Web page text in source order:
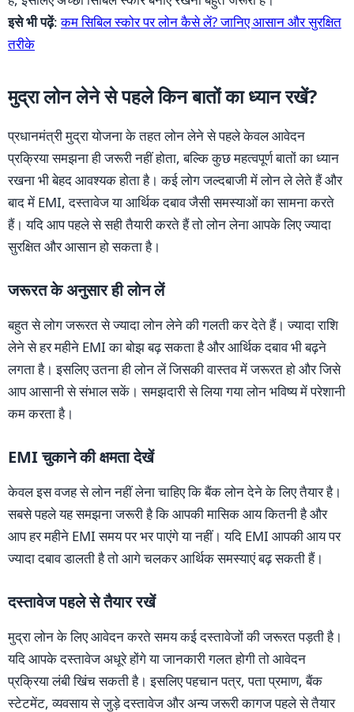
इसे भी पढ़ें:कम सिबिल स्कोर पर लोन कैसे लें? जानिए आसान और सुरक्षित
तरीके
मुद्रा लोन लेने से पहले किन बातों का ध्यान रखें?
प्रधानमंत्री मुद्रा योजना के तहत लोन लेने से पहले केवल आवेदन
प्रक्रिया समझना ही जरूरी नहीं होता, बल्कि कुछ महत्वपूर्ण बातों का ध्यान
रखना भी बेहद आवश्यक होता है। कई लोग जल्दबाजी में लोन ले लेते हैं और
बाद में EMI, दस्तावेज या आर्थिक दबाव जैसी समस्याओं का सामना करते
हैं। यदि आप पहले से सही तैयारी करते हैं तो लोन लेना आपके लिए ज्यादा
सुरक्षित और आसान हो सकता है।
जरूरत के अनुसार ही लोन लें
बहुत से लोग जरूरत से ज्यादा लोन लेने की गलती कर देते हैं। ज्यादा राशि
लेने से हर महीने EMI का बोझ बढ़ सकता है और आर्थिक दबाव भी बढ़ने
लगता है। इसलिए उतना ही लोन लें जिसकी वास्तव में जरूरत हो और जिसे
आप आसानी से संभाल सकें। समझदारी से लिया गया लोन भविष्य में परेशानी
कम करता है।
EMI चुकाने की क्षमता देखें
केवल इस वजह से लोन नहीं लेना चाहिए कि बैंक लोन देने के लिए तैयार है।
सबसे पहले यह समझना जरूरी है कि आपकी मासिक आय कितनी है और
आप हर महीने EMI समय पर भर पाएंगे या नहीं। यदि EMI आपकी आय पर
ज्यादा दबाव डालती है तो आगे चलकर आर्थिक समस्याएं बढ़ सकती हैं।
दस्तावेज पहले से तैयार रखें
मुद्रा लोन के लिए आवेदन करते समय कई दस्तावेजों की जरूरत पड़ती है।
यदि आपके दस्तावेज अधूरे होंगे या जानकारी गलत होगी तो आवेदन
प्रक्रिया लंबी खिंच सकती है। इसलिए पहचान पत्र, पता प्रमाण, बैंक
स्टेटमेंट, व्यवसाय से जुड़े दस्तावेज और अन्य जरूरी कागज पहले से तैयार